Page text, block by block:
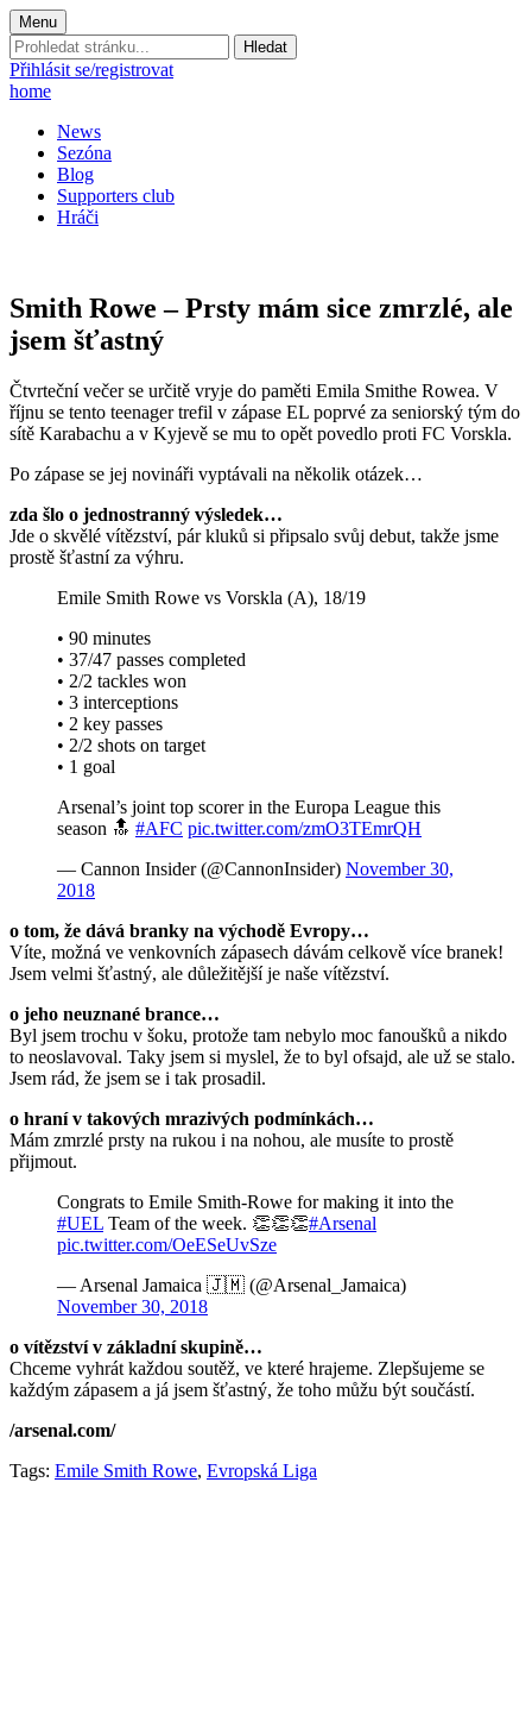
Menu
Prohledat
stránku:
Přihlásit se/registrovat
home
News
Sezóna
Blog
Supporters club
Hráči
Smith Rowe – Prsty mám sice zmrzlé, ale
jsem šťastný
Čtvrteční večer se určitě vryje do paměti Emila Smithe Rowea. V
říjnu se tento teenager trefil v zápase EL poprvé za seniorský tým do
sítě Karabachu a v Kyjevě se mu to opět povedlo proti FC Vorskla.
Po zápase se jej novináři vyptávali na několik otázek…
zda šlo o jednostranný výsledek…
Jde o skvělé vítězství, pár kluků si připsalo svůj debut, takže jsme
prostě šťastní za výhru.
Emile Smith Rowe vs Vorskla (A), 18/19
• 90 minutes
• 37/47 passes completed
• 2/2 tackles won
• 3 interceptions
• 2 key passes
• 2/2 shots on target
• 1 goal
Arsenal’s joint top scorer in the Europa League this
season 🔝 #AFC pic.twitter.com/zmO3TEmrQH
— Cannon Insider (@CannonInsider) November 30,
2018
o tom, že dává branky na východě Evropy…
Víte, možná ve venkovních zápasech dávám celkově více branek!
Jsem velmi šťastný, ale důležitější je naše vítězství.
o jeho neuznané brance…
Byl jsem trochu v šoku, protože tam nebylo moc fanoušků a nikdo
to neoslavoval. Taky jsem si myslel, že to byl ofsajd, ale už se stalo.
Jsem rád, že jsem se i tak prosadil.
o hraní v takových mrazivých podmínkách…
Mám zmrzlé prsty na rukou i na nohou, ale musíte to prostě
přijmout.
Congrats to Emile Smith-Rowe for making it into the
#UEL Team of the week. 👏👏👏#Arsenal
pic.twitter.com/OeESeUvSze
— Arsenal Jamaica 🇯🇲 (@Arsenal_Jamaica)
November 30, 2018
o vítězství v základní skupině…
Chceme vyhrát každou soutěž, ve které hrajeme. Zlepšujeme se
každým zápasem a já jsem šťastný, že toho můžu být součástí.
/arsenal.com/
Tags: Emile Smith Rowe, Evropská Liga